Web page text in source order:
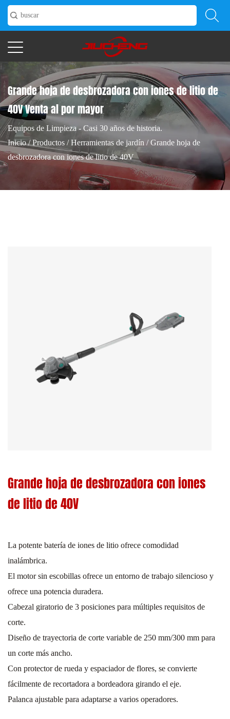
Grande hoja de desbrozadora con iones de litio de
40V Venta al por mayor
Equipos de Limpieza - Casi 30 años de historia.
Inicio/Productos /Herramientas de jardín /Grande hoja de
desbrozadora con iones de litio de 40V
Grande hoja de desbrozadora con iones
de litio de 40V
La potente batería de iones de litio ofrece comodidad
inalámbrica.
El motor sin escobillas ofrece un entorno de trabajo silencioso y
ofrece una potencia duradera.
Cabezal giratorio de 3 posiciones para múltiples requisitos de
corte.
Diseño de trayectoria de corte variable de 250 mm/300 mm para
un corte más ancho.
Con protector de rueda y espaciador de flores, se convierte
fácilmente de recortadora a bordeadora girando el eje.
Palanca ajustable para adaptarse a varios operadores.